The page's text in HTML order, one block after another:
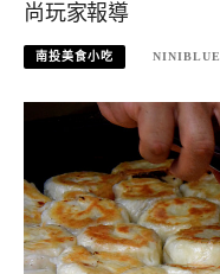
尚玩家報導
南投美食小吃 NINIBLUE